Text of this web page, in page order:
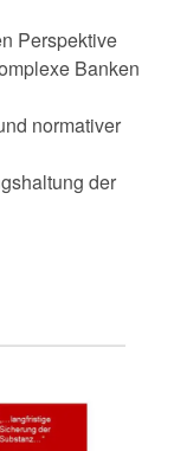
Perspektive
Banken
normativer
der